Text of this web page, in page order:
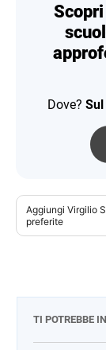
Dove?
Aggiungi Virgilio
preferite
TI POTREBBE